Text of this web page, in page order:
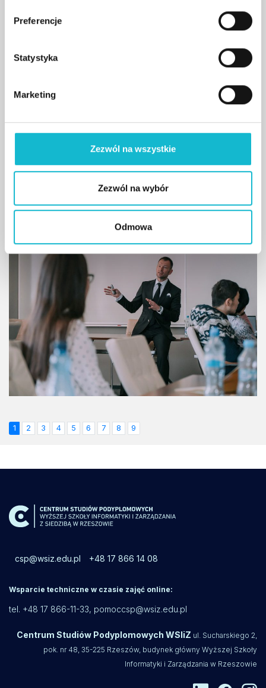
Preferencje
Statystyka
Marketing
Zezwól na wszystkie
Zezwól na wybór
Odmowa
Podpisaliśmy umowę
Rusza międzynarodowy program „Business
czytaj więcej
1 2 3 4 5 6 7 8 9
csp@wsiz.edu.pl +48 17 866 14 08
Wsparcie techniczne w czasie zajęć online:
tel. +48 17 866-11-33, pomoccsp@wsiz.edu.pl
Centrum Studiów Podyplomowych WSIiZ ul. Sucharskiego 2,
pok. nr 48, 35-225 Rzeszów, budynek główny Wyższej Szkoły
Informatyki i Zarządzania w Rzeszowie